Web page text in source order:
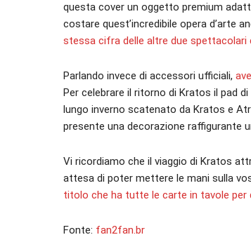
questa cover un oggetto premium
costare quest’incredibile opera d’arte
stessa cifra delle altre due
Parlando invece di accessori ufficiali,
Per celebrare il ritorno di Kratos il pad
lungo inverno scatenato da Kratos e
presente una decorazione raffigurante
Vi ricordiamo che il viaggio di Kratos
attesa di poter mettere le mani sulla
titolo che ha tutte le carte in tavole per
Fonte: fan2fan.br